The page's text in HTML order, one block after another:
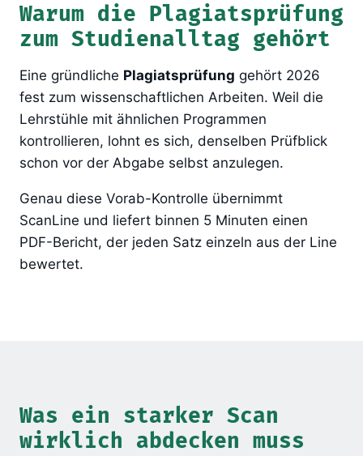
Warum die Plagiatsprüfung
zum Studienalltag gehört
Eine gründliche Plagiatsprüfung gehört 2026
fest zum wissenschaftlichen Arbeiten. Weil die
Lehrstühle mit ähnlichen Programmen
kontrollieren, lohnt es sich, denselben Prüfblick
schon vor der Abgabe selbst anzulegen.
Genau diese Vorab-Kontrolle übernimmt
ScanLine und liefert binnen 5 Minuten einen
PDF-Bericht, der jeden Satz einzeln aus der Line
bewertet.
Was ein starker Scan
wirklich abdecken muss